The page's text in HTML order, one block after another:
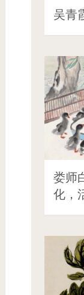
吴青
娄师
化，